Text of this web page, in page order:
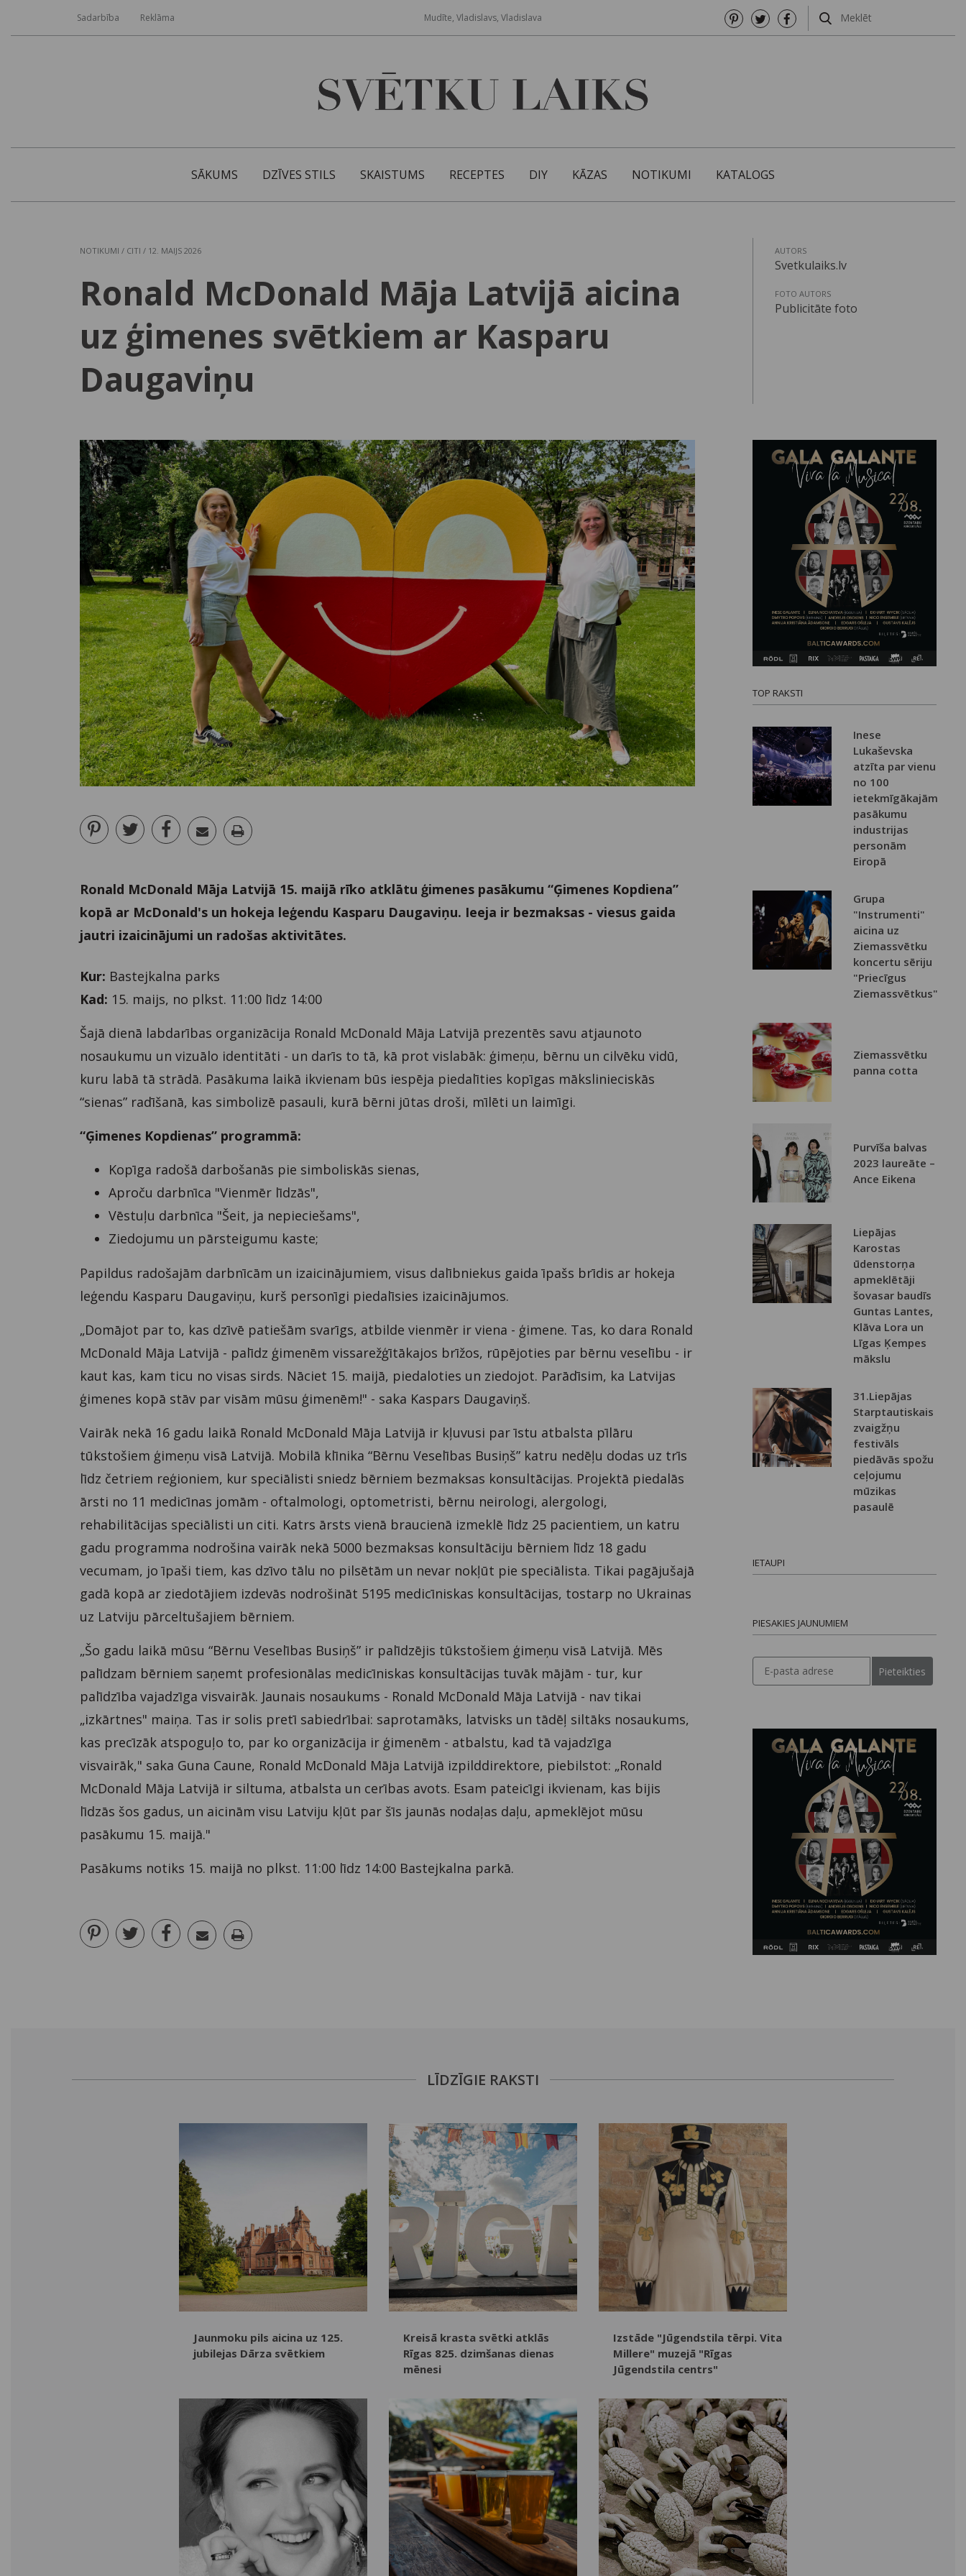
Sadarbība Reklāma Mudīte, Vladislavs, Vladislava
SĀKUMS DZĪVES STILS SKAISTUMS RECEPTES DIY KĀZAS NOTIKUMI KATALOGS
NOTIKUMI / CITI / 12. MAIJS 2026
Ronald McDonald Māja Latvijā aicina
uz ģimenes svētkiem ar Kasparu
Daugaviņu
AUTORS
Svetkulaiks.lv
FOTO AUTORS
Publicitāte foto
Ronald McDonald Māja Latvijā 15. maijā rīko atklātu ģimenes pasākumu “Ģimenes Kopdiena”
kopā ar McDonald's un hokeja leģendu Kasparu Daugaviņu. Ieeja ir bezmaksas - viesus gaida
jautri izaicinājumi un radošas aktivitātes.
Kur: Bastejkalna parks
Kad: 15. maijs, no plkst. 11:00 līdz 14:00
Šajā dienā labdarības organizācija Ronald McDonald Māja Latvijā prezentēs savu atjaunoto
nosaukumu un vizuālo identitāti - un darīs to tā, kā prot vislabāk: ģimeņu, bērnu un cilvēku vidū,
kuru labā tā strādā. Pasākuma laikā ikvienam būs iespēja piedalīties kopīgas mākslinieciskās
“sienas” radīšanā, kas simbolizē pasauli, kurā bērni jūtas droši, mīlēti un laimīgi.
“Ģimenes Kopdienas” programmā:
Kopīga radošā darbošanās pie simboliskās sienas,
Aproču darbnīca "Vienmēr līdzās",
Vēstuļu darbnīca "Šeit, ja nepieciešams",
Ziedojumu un pārsteigumu kaste;
Papildus radošajām darbnīcām un izaicinājumiem, visus dalībniekus gaida īpašs brīdis ar hokeja
leģendu Kasparu Daugaviņu, kurš personīgi piedalīsies izaicinājumos.
„Domājot par to, kas dzīvē patiešām svarīgs, atbilde vienmēr ir viena - ģimene. Tas, ko dara Ronald
McDonald Māja Latvijā - palīdz ģimenēm vissarežģītākajos brīžos, rūpējoties par bērnu veselību - ir
kaut kas, kam ticu no visas sirds. Nāciet 15. maijā, piedaloties un ziedojot. Parādīsim, ka Latvijas
ģimenes kopā stāv par visām mūsu ģimenēm!" - saka Kaspars Daugaviņš.
Vairāk nekā 16 gadu laikā Ronald McDonald Māja Latvijā ir kļuvusi par īstu atbalsta pīlāru
tūkstošiem ģimeņu visā Latvijā. Mobilā klīnika “Bērnu Veselības Busiņš” katru nedēļu dodas uz trīs
līdz četriem reģioniem, kur speciālisti sniedz bērniem bezmaksas konsultācijas. Projektā piedalās
ārsti no 11 medicīnas jomām - oftalmologi, optometristi, bērnu neirologi, alergologi,
rehabilitācijas speciālisti un citi. Katrs ārsts vienā braucienā izmeklē līdz 25 pacientiem, un katru
gadu programma nodrošina vairāk nekā 5000 bezmaksas konsultāciju bērniem līdz 18 gadu
vecumam, jo īpaši tiem, kas dzīvo tālu no pilsētām un nevar nokļūt pie speciālista. Tikai pagājušajā
gadā kopā ar ziedotājiem izdevās nodrošināt 5195 medicīniskas konsultācijas, tostarp no Ukrainas
uz Latviju pārceltušajiem bērniem.
„Šo gadu laikā mūsu “Bērnu Veselības Busiņš” ir palīdzējis tūkstošiem ģimeņu visā Latvijā. Mēs
palīdzam bērniem saņemt profesionālas medicīniskas konsultācijas tuvāk mājām - tur, kur
palīdzība vajadzīga visvairāk. Jaunais nosaukums - Ronald McDonald Māja Latvijā - nav tikai
„izkārtnes" maiņa. Tas ir solis pretī sabiedrībai: saprotamāks, latvisks un tādēļ siltāks nosaukums,
kas precīzāk atspoguļo to, par ko organizācija ir ģimenēm - atbalstu, kad tā vajadzīga
visvairāk," saka Guna Caune, Ronald McDonald Māja Latvijā izpilddirektore, piebilstot: „Ronald
McDonald Māja Latvijā ir siltuma, atbalsta un cerības avots. Esam pateicīgi ikvienam, kas bijis
līdzās šos gadus, un aicinām visu Latviju kļūt par šīs jaunās nodaļas daļu, apmeklējot mūsu
pasākumu 15. maijā."
Pasākums notiks 15. maijā no plkst. 11:00 līdz 14:00 Bastejkalna parkā.
TOP RAKSTI
Inese
Lukaševska
atzīta par vienu
no 100
ietekmīgākajām
pasākumu
industrijas
personām
Eiropā
Grupa
"Instrumenti"
aicina uz
Ziemassvētku
koncertu sēriju
"Priecīgus
Ziemassvētkus"
Ziemassvētku
panna cotta
Purvīša balvas
2023 laureāte –
Ance Eikena
Liepājas
Karostas
ūdenstorņa
apmeklētāji
šovasar baudīs
Guntas Lantes,
Klāva Lora un
Līgas Ķempes
mākslu
31.Liepājas
Starptautiskais
zvaigžņu
festivāls
piedāvās spožu
ceļojumu
mūzikas
pasaulē
IETAUPI
PIESAKIES JAUNUMIEM
Pieteikties
LĪDZĪGIE RAKSTI
Jaunmoku pils aicina uz 125.
jubilejas Dārza svētkiem
Kreisā krasta svētki atklās
Rīgas 825. dzimšanas dienas
mēnesi
Izstāde "Jūgendstila tērpi. Vita
Millere" muzejā "Rīgas
Jūgendstila centrs"